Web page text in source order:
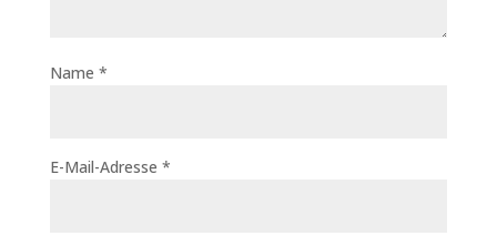
Name *
E-Mail-Adresse *